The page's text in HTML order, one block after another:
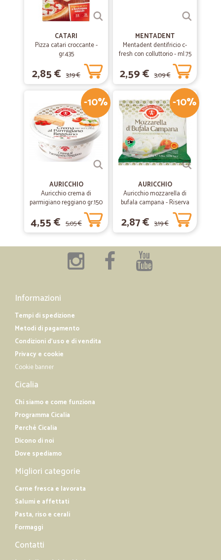
CATARI
Pizza catari croccante -
gr.435
2,85 € 3,19 €
MENTADENT
Mentadent dentifricio c-
fresh con colluttorio - ml.75
2,59 € 3,09 €
-10%
AURICCHIO
Auricchio crema di
parmigiano reggiano gr.150
4,55 € 5,05 €
-10%
AURICCHIO
Auricchio mozzarella di
bufala campana - Riserva
esclusiva gr.125
2,87 € 3,19 €
Informazioni
Tempi di spedizione
Metodi di pagamento
Condizioni d'uso e di vendita
Privacy e cookie
Cookie banner
Cicalia
Chi siamo e come funziona
Programma Cicalia
Perché Cicalia
Dicono di noi
Dove spediamo
Migliori categorie
Carne fresca e lavorata
Salumi e affettati
Pasta, riso e cerali
Formaggi
Contatti